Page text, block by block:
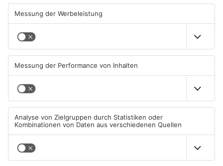
Gute Nachrichten für Pendler
Hanau
06.08.2026, 11:33 UHR IN MAIN-
KINZIG-KREIS
05.08.2026, 07:31 UHR IN MAIN-
KINZIG-KREIS